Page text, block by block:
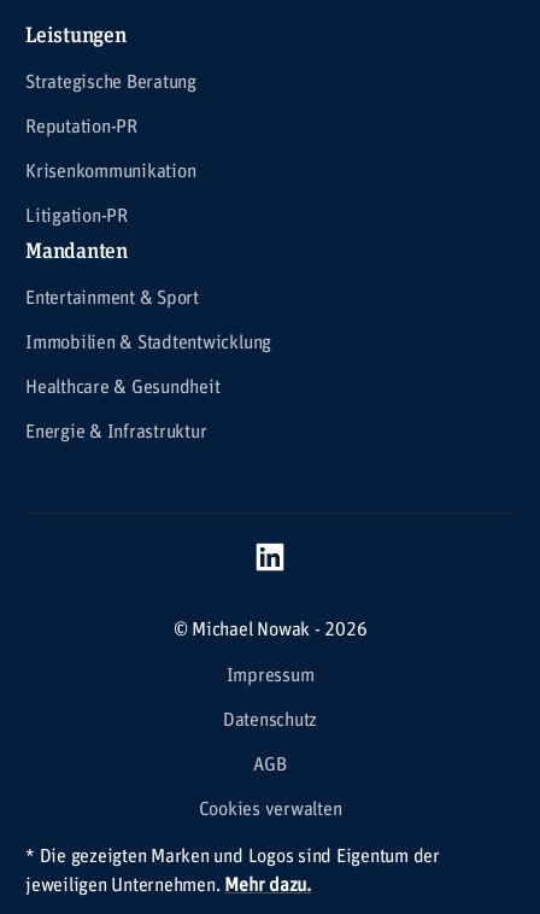
Leistungen
Strategische Beratung
Reputation-PR
Krisenkommunikation
Litigation-PR
Mandanten
Entertainment & Sport
Immobilien & Stadtentwicklung
Healthcare & Gesundheit
Energie & Infrastruktur
© Michael Nowak - 2026
Impressum
Datenschutz
AGB
Cookies verwalten
* Die gezeigten Marken und Logos sind Eigentum der
jeweiligen Unternehmen. Mehr dazu.